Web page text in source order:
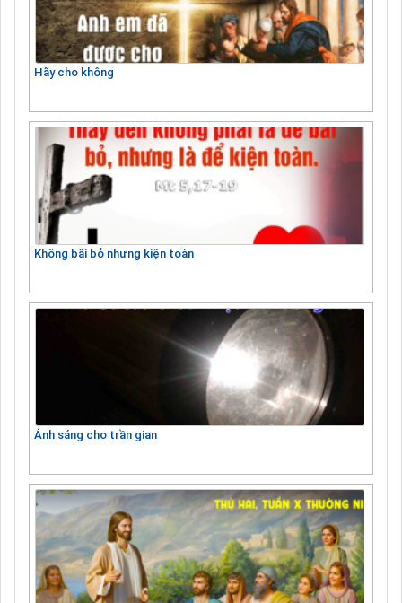
Hãy cho không
Không bãi bỏ nhưng kiện toàn
Ánh sáng cho trần gian